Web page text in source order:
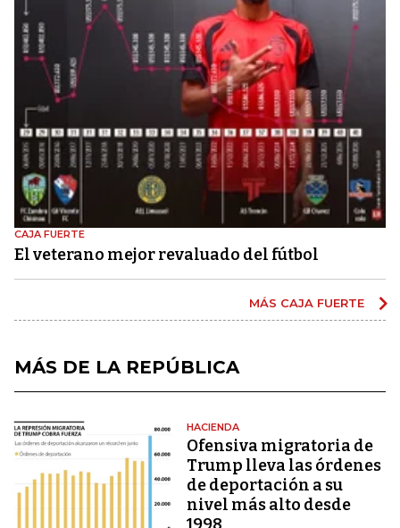
CAJA FUERTE
El veterano mejor revaluado del fútbol
MÁS CAJA FUERTE
MÁS DE LA REPÚBLICA
HACIENDA
Ofensiva migratoria de
Trump lleva las órdenes
de deportación a su
nivel más alto desde